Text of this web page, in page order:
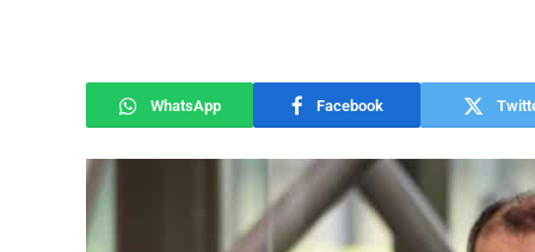
WhatsApp Facebook